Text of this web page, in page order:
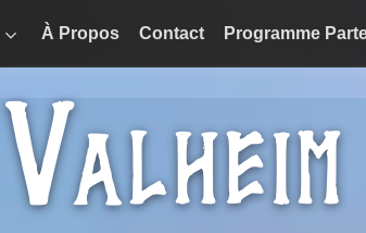
À Propos Contact Programme
VALHEIM